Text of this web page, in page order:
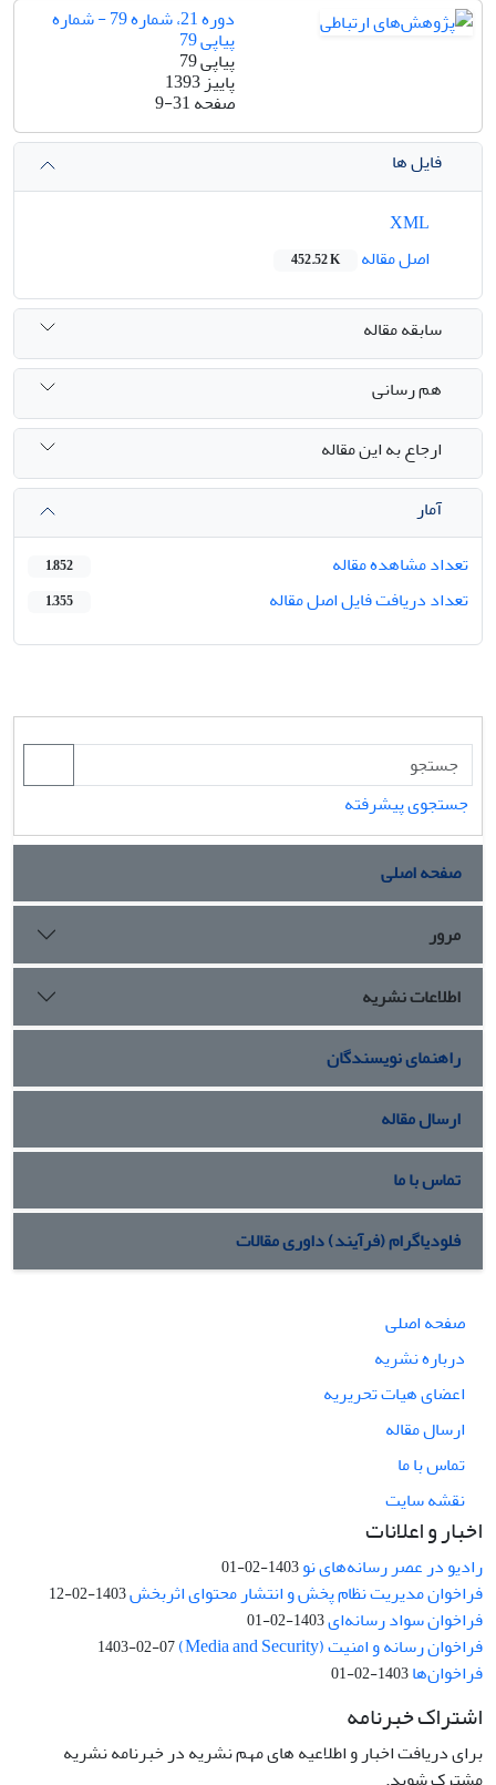
دوره 21، شماره 79 - شماره
پیاپی 79
پیاپی 79
پاییز 1393
صفحه9-31
فایل ها
اصل مقاله
452.52 K
سابقه مقاله
هم رسانی
ارجاع به این مقاله
آمار
تعداد مشاهده مقاله
1,852
تعداد دریافت فایل اصل مقاله 1,355
جستجوی پیشرفته
صفحه اصلی
مرور
اطلاعات نشریه
راهنمای نویسندگان
ارسال مقاله
تماس با ما
فلودیاگرام (فرآیند) داوری مقالات
صفحه اصلی
درباره نشریه
اعضای هیات تحریریه
ارسال مقاله
تماس با ما
نقشه سایت
اخبار و اعلانات
رادیو در عصر رسانه‌های نو1403-02-01
فراخوان مدیریت نظام پخش و انتشار محتوای اثربخش1403-02-12
فراخوان سواد رسانه‌ای1403-02-01
فراخوان رسانه و امنیت (Media and Security) 1403-02-07
فراخوان‌ها1403-02-01
اشتراک خبرنامه
برای دریافت اخبار و اطلاعیه های مهم نشریه در خبرنامه نشریه